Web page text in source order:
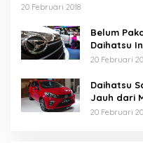
20 Februari 2018
Belum
Daihatsu
20 Februari
Daihatsu
Jauh dari
20 Februari